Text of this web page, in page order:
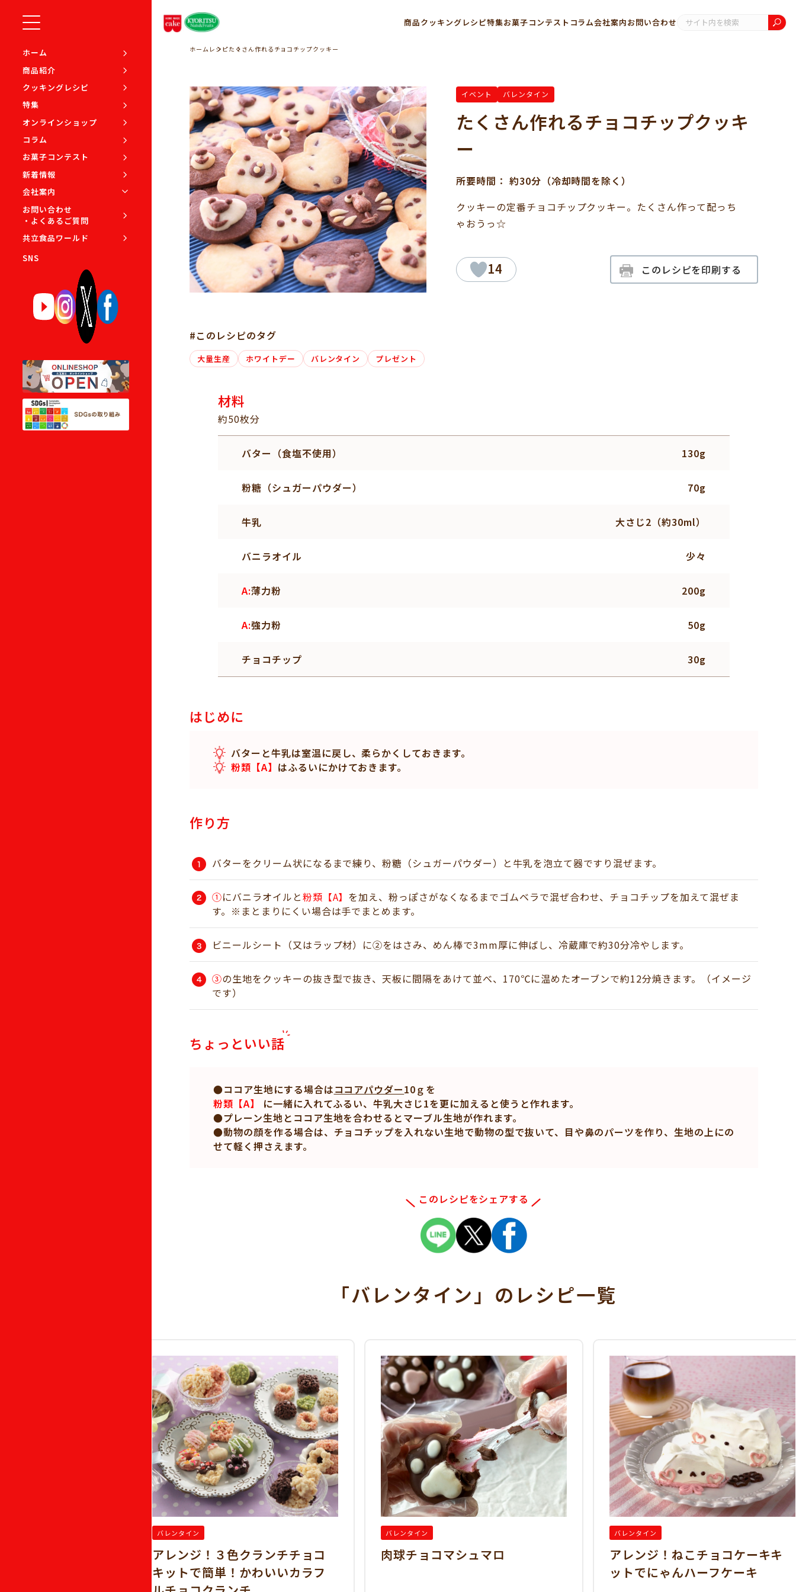
ホーム
商品紹介
クッキングレシピ
特集
オンラインショップ
コラム
お菓子コンテスト
新着情報
会社案内
お問い合わせ
・よくあるご質問
共立食品ワールド
SNS
商品クッキングレシピ特集お菓子コンテスト コラム会社案内お問い合わせ
ホーム レシピたくさん作れるチョコチップクッキー
イベント バレンタイン
たくさん作れるチョコチップクッキ
ー
所要時間： 約30分（冷却時間を除く）
クッキーの定番チョコチップクッキー。たくさん作って配っち
ゃおうっ☆
14 このレシピを印刷する
#このレシピのタグ
大量生産 ホワイトデー バレンタイン プレゼント
材料
約50枚分
バター（食塩不使用） 130g
粉糖（シュガーパウダー） 70g
牛乳 大さじ2（約30ml）
バニラオイル 少々
A:薄力粉 200g
A:強力粉 50g
チョコチップ 30g
はじめに
バターと牛乳は室温に戻し、柔らかくしておきます。
粉類【A】 はふるいにかけておきます。
作り方
バターをクリーム状になるまで練り、粉糖（シュガーパウダー）と牛乳を泡立て器ですり混ぜます。
①にバニラオイルと粉類【A】 を加え、粉っぽさがなくなるまでゴムベラで混ぜ合わせ、チョコチップを加えて混ぜま
す。※まとまりにくい場合は手でまとめます。
ビニールシート（又はラップ材）に②をはさみ、めん棒で3mm厚に伸ばし、冷蔵庫で約30分冷やします。
③の生地をクッキーの抜き型で抜き、天板に間隔をあけて並べ、170℃に温めたオーブンで約12分焼きます。
（イメージ
です）
ちょっといい話
●ココア生地にする場合はココアパウダー10ｇを
粉類【A】
に一緒に入れてふるい、牛乳大さじ1を更に加えると使うと作れます。
●プレーン生地とココア生地を合わせるとマーブル生地が作れます。
●動物の顔を作る場合は、チョコチップを入れない生地で動物の型で抜いて、目や鼻のパーツを作り、生地の上にの
せて軽く押さえます。
このレシピをシェアする
「バレンタイン」 のレシピ一覧
バレンタイン
アレンジ！３色クランチチョコ
キットで簡単！かわいいカラフ
バレンタイン
肉球チョコマシュマロ
バレンタイン
アレンジ！ねこチョコケーキキ
ットでにゃんハーフケーキ